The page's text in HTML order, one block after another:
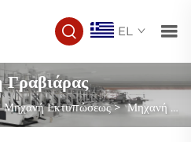
EL
Μηχανή Εκτυπώσεως>Μηχανή Γραβιάρας